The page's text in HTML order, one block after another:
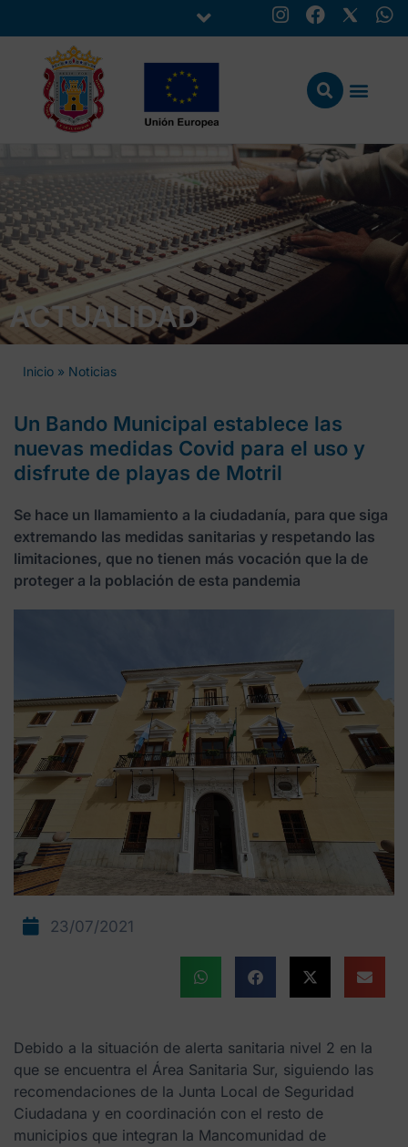
ACTUALIDAD
Inicio » Noticias
Un Bando Municipal establece las
nuevas medidas Covid para el uso y
disfrute de playas de Motril
Se hace un llamamiento a la ciudadanía, para que siga
extremando las medidas sanitarias y respetando las
limitaciones, que no tienen más vocación que la de
proteger a la población de esta pandemia
23/07/2021
Debido a la situación de alerta sanitaria nivel 2 en la
que se encuentra el Área Sanitaria Sur, siguiendo las
recomendaciones de la Junta Local de Seguridad
Ciudadana y en coordinación con el resto de
municipios que integran la Mancomunidad de